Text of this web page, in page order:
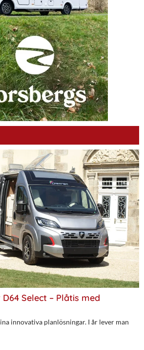
D64 Select – Plåtis med
innovativa planlösningar. I år lever man